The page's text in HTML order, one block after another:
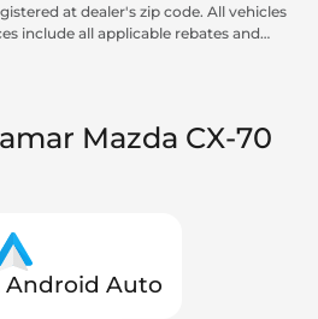
at dealer's zip code. All vehicles
include all applicable rebates and
additional rebates may apply.
Mazda CX-70
Android Auto